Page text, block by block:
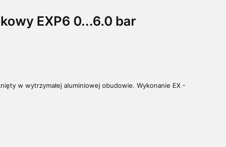
EXP6 0...6.0 bar
w wytrzymałej aluminiowej obudowie. Wykonanie EX -